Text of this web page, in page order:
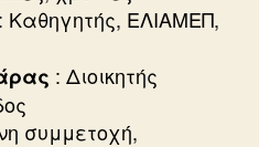
: Καθηγητής, ΕΛΙΑΜΕΠ,
: Διοικητής
συμμετοχή,